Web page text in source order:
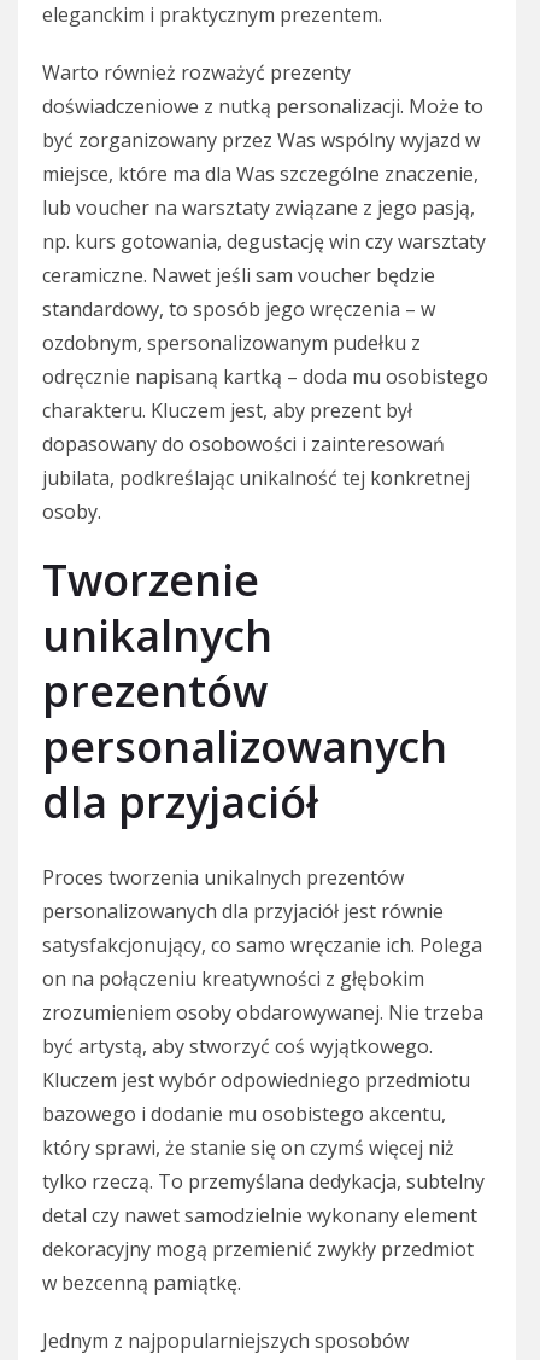
eleganckim i praktycznym prezentem.
Warto również rozważyć prezenty
doświadczeniowe z nutką personalizacji. Może to
być zorganizowany przez Was wspólny wyjazd w
miejsce, które ma dla Was szczególne znaczenie,
lub voucher na warsztaty związane z jego pasją,
np. kurs gotowania, degustację win czy warsztaty
ceramiczne. Nawet jeśli sam voucher będzie
standardowy, to sposób jego wręczenia – w
ozdobnym, spersonalizowanym pudełku z
odręcznie napisaną kartką – doda mu osobistego
charakteru. Kluczem jest, aby prezent był
dopasowany do osobowości i zainteresowań
jubilata, podkreślając unikalność tej konkretnej
osoby.
Tworzenie
unikalnych
prezentów
personalizowanych
dla przyjaciół
Proces tworzenia unikalnych prezentów
personalizowanych dla przyjaciół jest równie
satysfakcjonujący, co samo wręczanie ich. Polega
on na połączeniu kreatywności z głębokim
zrozumieniem osoby obdarowywanej. Nie trzeba
być artystą, aby stworzyć coś wyjątkowego.
Kluczem jest wybór odpowiedniego przedmiotu
bazowego i dodanie mu osobistego akcentu,
który sprawi, że stanie się on czymś więcej niż
tylko rzeczą. To przemyślana dedykacja, subtelny
detal czy nawet samodzielnie wykonany element
dekoracyjny mogą przemienić zwykły przedmiot
w bezcenną pamiątkę.
Jednym z najpopularniejszych sposobów